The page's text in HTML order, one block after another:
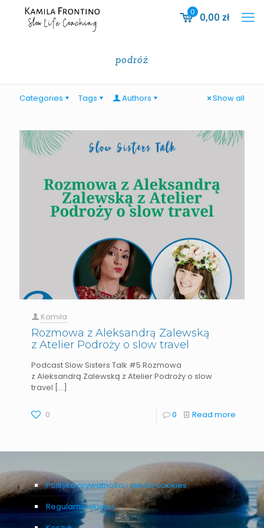
0 0,00 zł
podróż
Categories Tags Authors Show all
Kamila
Rozmowa z Aleksandrą Zalewską
z Atelier Podroży o slow travel
Podcast Slow Sisters Talk #5 Rozmowa
z Aleksandrą Zalewską z Atelier Podroży o slow
travel […]
0 0 Read more
Polityka prywatności i plików cookies
Regulamin sklepu